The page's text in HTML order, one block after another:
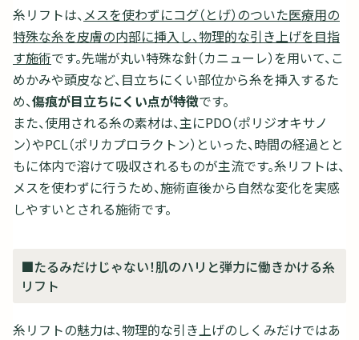
糸リフトは、 メスを使わずにコグ（とげ）のついた医療用の
特殊な糸を皮膚の内部に挿入し、物理的な引き上げを目指
す施術です。先端が丸い特殊な針（カニューレ）を用いて、こ
めかみや頭皮など、目立ちにくい部位から糸を挿入するた
め、傷痕が目立ちにくい点が特徴です。
また、使用される糸の素材は、主にPDO（ポリジオキサノ
ン）やPCL（ポリカプロラクトン）といった、時間の経過とと
もに体内で溶けて吸収されるものが主流です。糸リフトは、
メスを使わずに行うため、施術直後から自然な変化を実感
しやすいとされる施術です。
■たるみだけじゃない！肌のハリと弾力に働きかける糸
リフト
糸リフトの魅力は、物理的な引き上げのしくみだけではあ